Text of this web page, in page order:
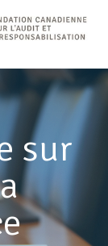
sur